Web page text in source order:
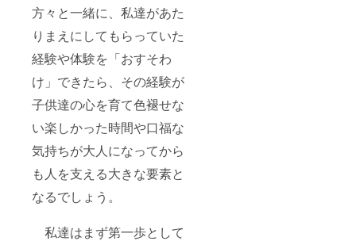
方々と一緒に、私達があた
りまえにしてもらっていた
経験や体験を「おすそわ
け」できたら、その経験が
子供達の心を育て色褪せな
い楽しかった時間や口福な
気持ちが大人になってから
も人を支える大きな要素と
なるでしょう。
私達はまず第一歩として